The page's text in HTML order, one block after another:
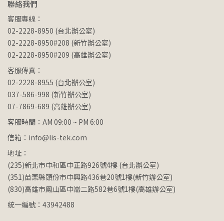
聯絡我們
客服專線：
02-2228-8950 (台北辦公室)
02-2228-8950#208 (新竹辦公室)
02-2228-8950#209 (高雄辦公室)
客服傳真：
02-2228-8955 (台北辦公室)
037-586-998 (新竹辦公室)
07-7869-689 (高雄辦公室)
客服時間：AM 09:00 ~ PM 6:00
信箱：info@lis-tek.com
地址：
(235)新北市中和區中正路926號4樓 (台北辦公室)
(351)苗栗縣頭份市中興路436巷20號1樓(新竹辦公室)
(830)高雄市鳳山區中崙二路582巷6號1樓(高雄辦公室)
統一編號：43942488